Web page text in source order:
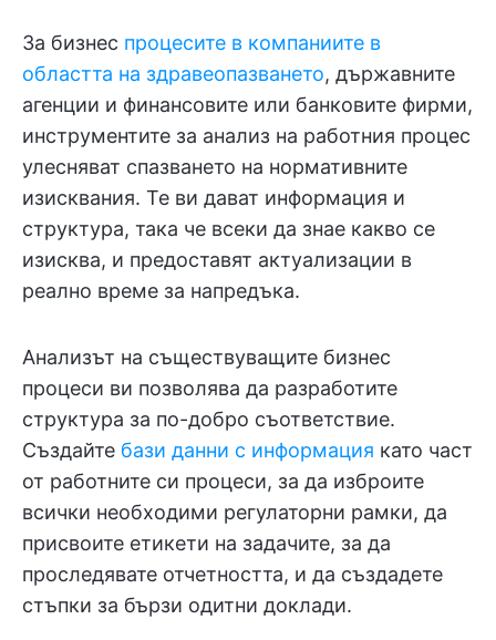
За бизнес процесите в компаниите в
областта на здравеопазването, държавните
агенции и финансовите или банковите фирми,
инструментите за анализ на работния процес
улесняват спазването на нормативните
изисквания. Те ви дават информация и
структура, така че всеки да знае какво се
изисква, и предоставят актуализации в
реално време за напредъка.
Анализът на съществуващите бизнес
процеси ви позволява да разработите
структура за по-добро съответствие.
Създайте бази данни с информация като част
от работните си процеси, за да изброите
всички необходими регулаторни рамки, да
присвоите етикети на задачите, за да
проследявате отчетността, и да създадете
стъпки за бързи одитни доклади.